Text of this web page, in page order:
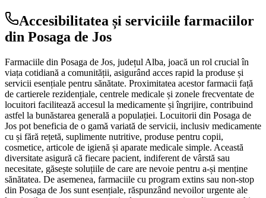
Accesibilitatea și serviciile farmaciilor
din Posaga de Jos
Farmaciile din Posaga de Jos, județul Alba, joacă un rol crucial în
viața cotidiană a comunității, asigurând acces rapid la produse și
servicii esențiale pentru sănătate. Proximitatea acestor farmacii față
de cartierele rezidențiale, centrele medicale și zonele frecventate de
locuitori facilitează accesul la medicamente și îngrijire, contribuind
astfel la bunăstarea generală a populației. Locuitorii din Posaga de
Jos pot beneficia de o gamă variată de servicii, inclusiv medicamente
cu și fără rețetă, suplimente nutritive, produse pentru copii,
cosmetice, articole de igienă și aparate medicale simple. Această
diversitate asigură că fiecare pacient, indiferent de vârstă sau
necesitate, găsește soluțiile de care are nevoie pentru a-și menține
sănătatea. De asemenea, farmaciile cu program extins sau non-stop
din Posaga de Jos sunt esențiale, răspunzând nevoilor urgente ale